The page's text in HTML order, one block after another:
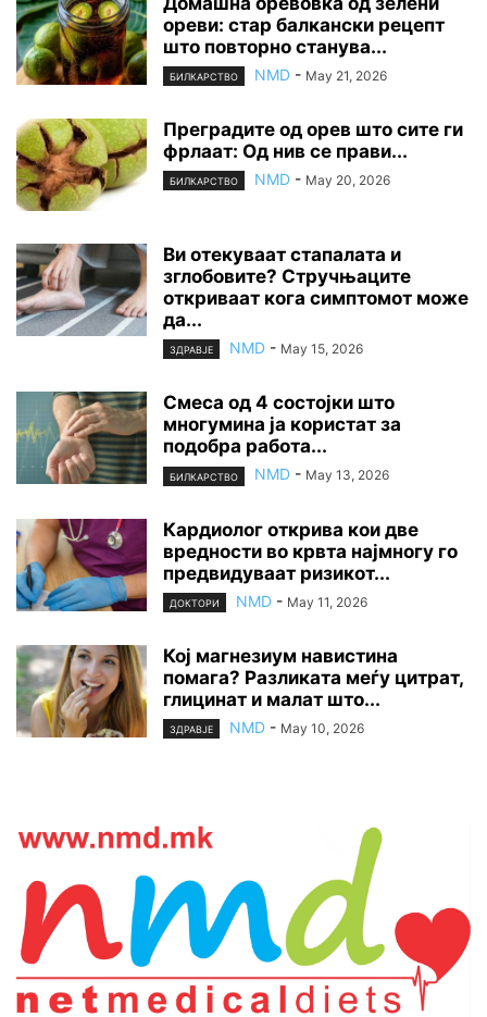
ореви: стар балкански рецепт
што повторно станува...
БИЛКАРСТВО NMD - May 21, 2026
Преградите од орев што сите ги
фрлаат: Од нив се прави...
БИЛКАРСТВО NMD - May 20, 2026
Ви отекуваат стапалата и
зглобовите? Стручњаците
откриваат кога симптомот може
да...
ЗДРАВЈЕ NMD - May 15, 2026
Смеса од 4 состојки што
многумина ја користат за
подобра работа...
БИЛКАРСТВО NMD - May 13, 2026
Кардиолог открива кои две
вредности во крвта најмногу го
предвидуваат ризикот...
ДОКТОРИ NMD - May 11, 2026
Кој магнезиум навистина
помага? Разликата меѓу цитрат,
глицинат и малат што...
ЗДРАВЈЕ NMD - May 10, 2026